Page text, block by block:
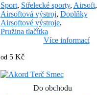
Sport, Střelecké sporty, Airsoft,
Airsoftová výstroj, Doplňky
Airsoftové výstroje,
Pružina tlačítka
Více informací
od 5 Kč
Do obchodu